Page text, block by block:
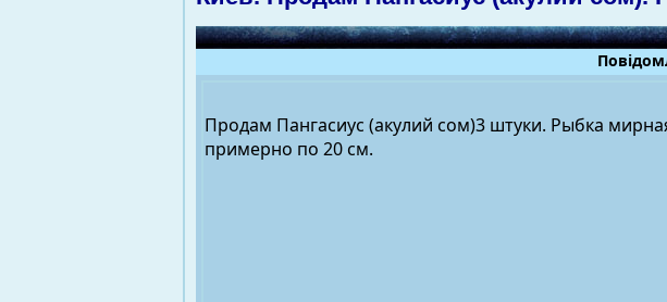
Продам Пангасиус (акулий сом)3 штуки. Рыбка
примерно по 20 см.